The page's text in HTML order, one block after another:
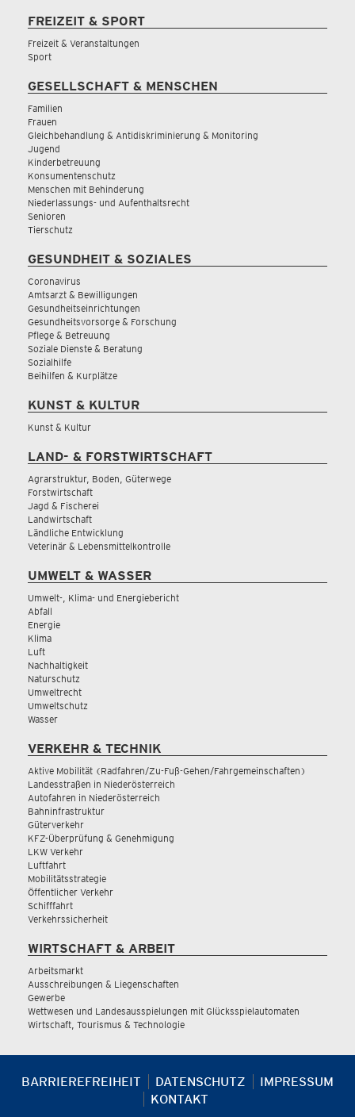
FREIZEIT & SPORT
Freizeit & Veranstaltungen
Sport
GESELLSCHAFT & MENSCHEN
Familien
Frauen
Gleichbehandlung & Antidiskriminierung & Monitoring
Jugend
Kinderbetreuung
Konsumentenschutz
Menschen mit Behinderung
Niederlassungs- und Aufenthaltsrecht
Senioren
Tierschutz
GESUNDHEIT & SOZIALES
Coronavirus
Amtsarzt & Bewilligungen
Gesundheitseinrichtungen
Gesundheitsvorsorge & Forschung
Pflege & Betreuung
Soziale Dienste & Beratung
Sozialhilfe
Beihilfen & Kurplätze
KUNST & KULTUR
Kunst & Kultur
LAND- & FORSTWIRTSCHAFT
Agrarstruktur, Boden, Güterwege
Forstwirtschaft
Jagd & Fischerei
Landwirtschaft
Ländliche Entwicklung
Veterinär & Lebensmittelkontrolle
UMWELT & WASSER
Umwelt-, Klima- und Energiebericht
Abfall
Energie
Klima
Luft
Nachhaltigkeit
Naturschutz
Umweltrecht
Umweltschutz
Wasser
VERKEHR & TECHNIK
Aktive Mobilität (Radfahren/Zu-Fuß-Gehen/Fahrgemeinschaften)
Landesstraßen in Niederösterreich
Autofahren in Niederösterreich
Bahninfrastruktur
Güterverkehr
KFZ-Überprüfung & Genehmigung
LKW Verkehr
Luftfahrt
Mobilitätsstrategie
Öffentlicher Verkehr
Schifffahrt
Verkehrssicherheit
WIRTSCHAFT & ARBEIT
Arbeitsmarkt
Ausschreibungen & Liegenschaften
Gewerbe
Wettwesen und Landesausspielungen mit Glücksspielautomaten
Wirtschaft, Tourismus & Technologie
BARRIEREFREIHEIT DATENSCHUTZ
IMPRESSUM
KONTAKT